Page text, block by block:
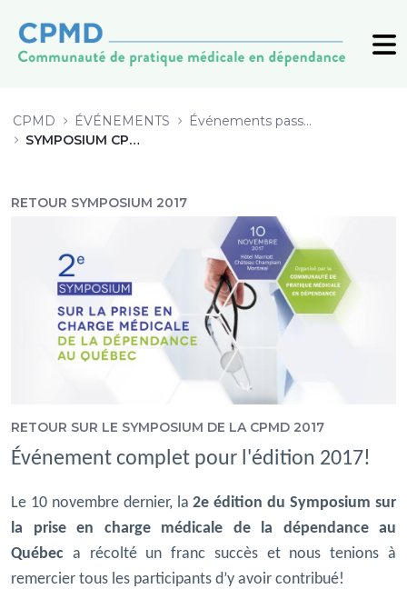
CPMD ÉVÉNEMENTS
Événements passés (archive)
SYMPOSIUM CPMD 2017
RETOUR SYMPOSIUM 2017
RETOUR SUR LE SYMPOSIUM DE LA CPMD 2017
Événement complet pour l'édition 2017!
Le 10 novembre dernier, la2e édition du Symposium sur
la prise en charge médicale de la dépendance au
Québec a récolté un franc succès et nous tenions à
remercier tous les participants d’y avoir contribué!